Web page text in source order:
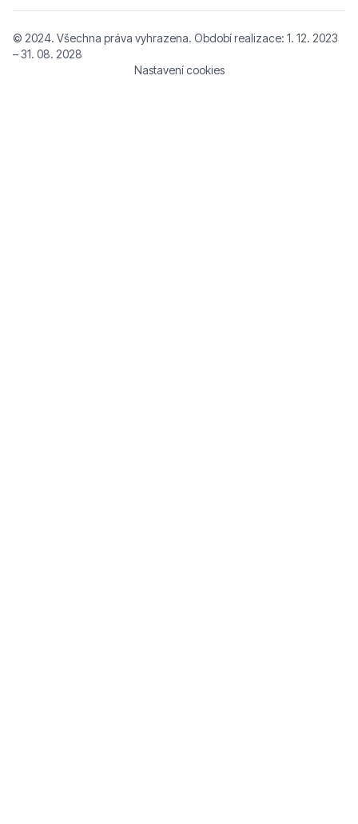
© 2024. Všechna práva vyhrazena. Období realizace: 1. 12. 2023
– 31. 08. 2028
Nastavení cookies